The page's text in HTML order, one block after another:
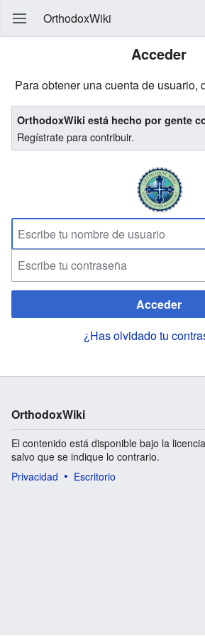
OrthodoxWiki
Acceder
Para obtener una cuenta de usuario,
OrthodoxWiki está hecho por gente
Regístrate para contribuir.
Acceder
¿Has olvidado tu
OrthodoxWiki
El contenido está disponible bajo la licencia
salvo que se indique lo contrario.
Privacidad
Escritorio